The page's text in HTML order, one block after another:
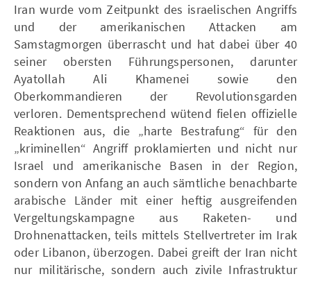
Iran wurde vom Zeitpunkt des israelischen Angriffs
und der amerikanischen Attacken am
Samstagmorgen überrascht und hat dabei über 40
seiner obersten Führungspersonen, darunter
Ayatollah Ali Khamenei sowie den
Oberkommandieren der Revolutionsgarden
verloren. Dementsprechend wütend fielen offizielle
Reaktionen aus, die „harte Bestrafung“ für den
„kriminellen“ Angriff proklamierten und nicht nur
Israel und amerikanische Basen in der Region,
sondern von Anfang an auch sämtliche benachbarte
arabische Länder mit einer heftig ausgreifenden
Vergeltungskampagne aus Raketen- und
Drohnenattacken, teils mittels Stellvertreter im Irak
oder Libanon, überzogen. Dabei greift der Iran nicht
nur militärische, sondern auch zivile Infrastruktur